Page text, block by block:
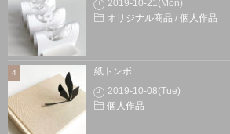
2019-10-21(Mon)
オリジナル商品 / 個人作品
紙トンボ
2019-10-08(Tue)
個人作品